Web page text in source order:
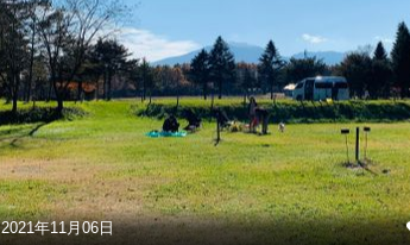
2021年11月06日